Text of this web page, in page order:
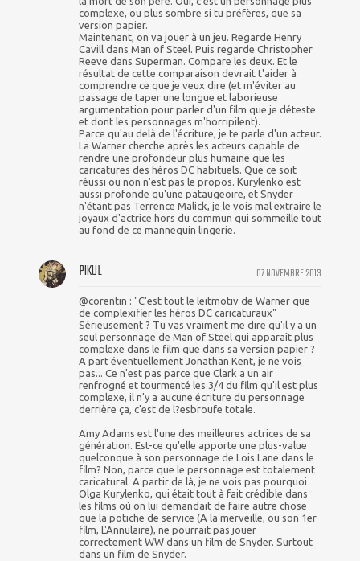
complexe, ou plus sombre si tu préfères, que sa
version papier.
Maintenant, on va jouer à un jeu. Regarde Henry
Cavill dans Man of Steel. Puis regarde Christopher
Reeve dans Superman. Compare les deux. Et le
résultat de cette comparaison devrait t'aider à
comprendre ce que je veux dire (et m'éviter au
passage de taper une longue et laborieuse
argumentation pour parler d'un film que je déteste
et dont les personnages m'horripilent).
Parce qu'au delà de l'écriture, je te parle d'un acteur.
La Warner cherche après les acteurs capable de
rendre une profondeur plus humaine que les
caricatures des héros DC habituels. Que ce soit
réussi ou non n'est pas le propos. Kurylenko est
aussi profonde qu'une pataugeoire, et Snyder
n'étant pas Terrence Malick, je le vois mal extraire le
joyaux d'actrice hors du commun qui sommeille tout
au fond de ce mannequin lingerie.
07 NOVEMBRE 2013
PIKUL
@corentin : "C'est tout le leitmotiv de Warner que
de complexifier les héros DC caricaturaux"
Sérieusement ? Tu vas vraiment me dire qu'il y a un
seul personnage de Man of Steel qui apparaît plus
complexe dans le film que dans sa version papier ?
A part éventuellement Jonathan Kent, je ne vois
pas... Ce n'est pas parce que Clark a un air
renfrogné et tourmenté les 3/4 du film qu'il est plus
complexe, il n'y a aucune écriture du personnage
derrière ça, c'est de l?esbroufe totale.
Amy Adams est l'une des meilleures actrices de sa
génération. Est-ce qu'elle apporte une plus-value
quelconque à son personnage de Lois Lane dans le
film? Non, parce que le personnage est totalement
caricatural. A partir de là, je ne vois pas pourquoi
Olga Kurylenko, qui était tout à fait crédible dans
les films où on lui demandait de faire autre chose
que la potiche de service (A la merveille, ou son 1er
film, L'Annulaire), ne pourrait pas jouer
correctement WW dans un film de Snyder. Surtout
dans un film de Snyder.